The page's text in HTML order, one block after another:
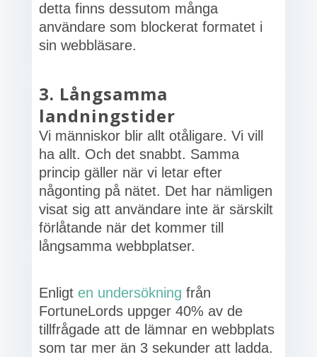
detta finns dessutom många
användare som blockerat formatet i
sin webbläsare.
3. Långsamma
landningstider
Vi människor blir allt otåligare. Vi vill
ha allt. Och det snabbt. Samma
princip gäller när vi letar efter
någonting på nätet. Det har nämligen
visat sig att användare inte är särskilt
förlåtande när det kommer till
långsamma webbplatser.
Enligt en undersökning från
FortuneLords uppger 40% av de
tillfrågade att de lämnar en webbplats
som tar mer än 3 sekunder att ladda.